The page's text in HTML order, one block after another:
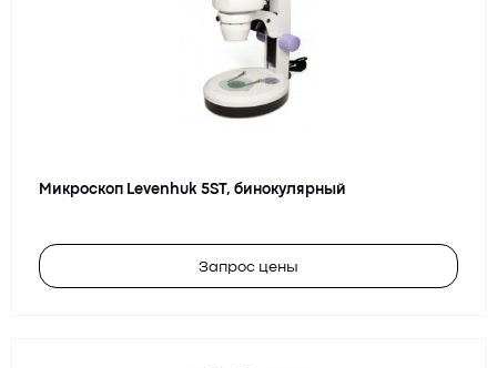
Микроскоп Levenhuk 5ST, бинокулярный
Запрос цены